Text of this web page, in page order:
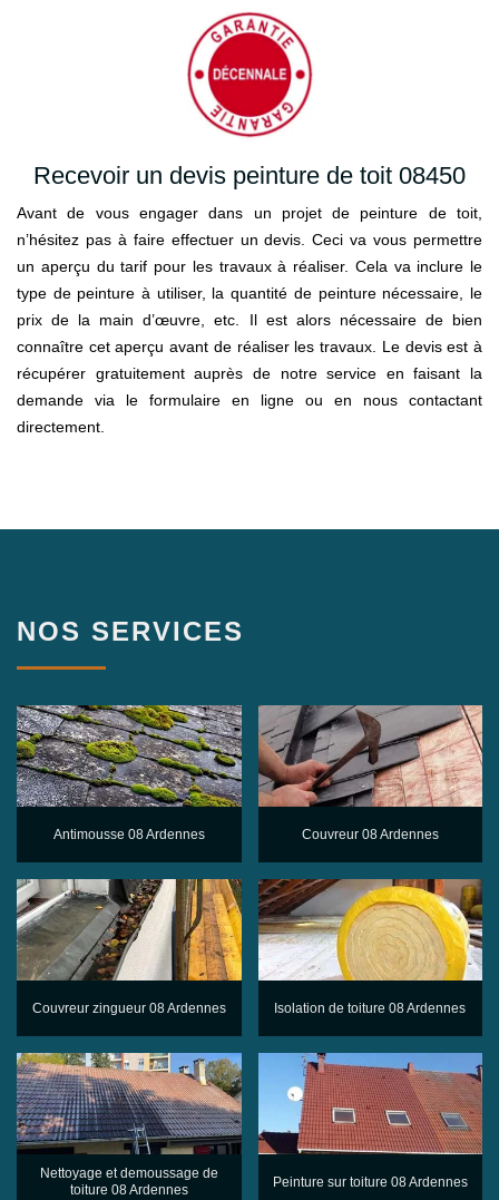
Recevoir un devis peinture de toit 08450
Avant de vous engager dans un projet de peinture de toit,
n’hésitez pas à faire effectuer un devis. Ceci va vous permettre
un aperçu du tarif pour les travaux à réaliser. Cela va inclure le
type de peinture à utiliser, la quantité de peinture nécessaire, le
prix de la main d’œuvre, etc. Il est alors nécessaire de bien
connaître cet aperçu avant de réaliser les travaux. Le devis est à
récupérer gratuitement auprès de notre service en faisant la
demande via le formulaire en ligne ou en nous contactant
directement.
NOS SERVICES
Antimousse 08 Ardennes Couvreur 08 Ardennes
Couvreur zingueur 08 Ardennes Isolation de toiture 08 Ardennes
Nettoyage et demoussage de
toiture 08 Ardennes
Peinture sur toiture 08 Ardennes